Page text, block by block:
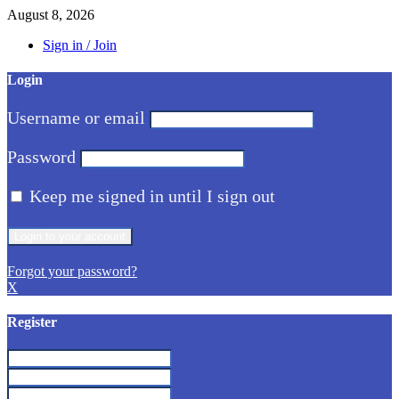
August 8, 2026
Sign in / Join
Login
Username or email
Password
Keep me signed in until I sign out
Forgot your password?
X
Register